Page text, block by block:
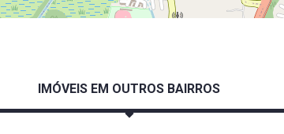
IMÓVEIS EM OUTROS BAIRROS